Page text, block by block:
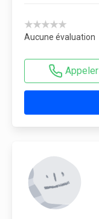
★★★★★
Aucune évaluation
Appeler